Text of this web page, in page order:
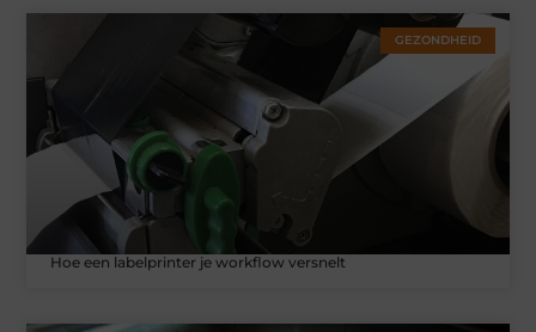
GEZONDHEID
Hoe een labelprinter je workflow versnelt